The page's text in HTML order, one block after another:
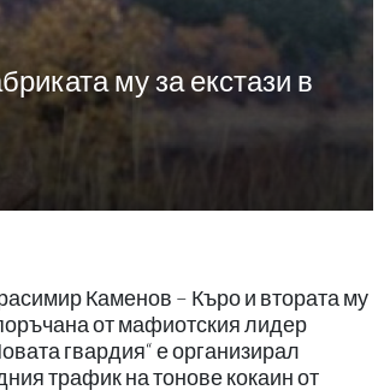
му за екстази в
Каменов – Къро и втората му
от мафиотския лидер
гвардия“ е организирал
трафик на тонове кокаин от